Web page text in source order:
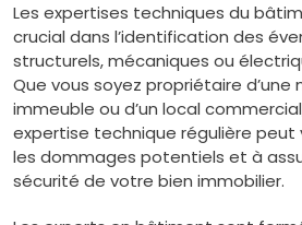
Les expertises techniques du
crucial dans l’identification des
structurels, mécaniques ou
Que vous soyez propriétaire d’une
immeuble ou d’un local
expertise technique régulière peut
les dommages potentiels et à
sécurité de votre bien immobilier.